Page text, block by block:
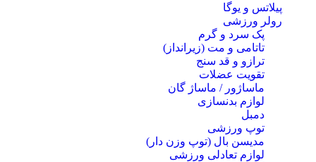
پیلاتس و یوگا
رولر ورزشی
پک سرد و گرم
تاتامی و مت (زیرانداز)
ترازو و قد سنج
تقویت عضلات
ماساژور / ماساژ گان
لوازم بدنسازی
دمبل
توپ ورزشی
مدیسن بال (توپ وزن دار)
لوازم تعادلی ورزشی